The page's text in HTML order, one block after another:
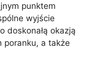
punktem
wyjście
doskonałą okazją
poranku, a także